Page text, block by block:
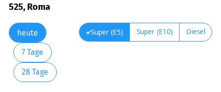
525, Roma
heute
7 Tage
28 Tage
Super (E5) Super (E10) Diesel